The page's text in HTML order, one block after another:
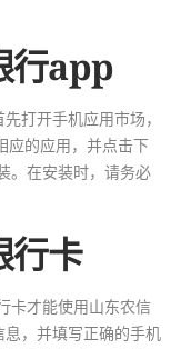
行app
打开手机应用市场，
应的应用，并点击下
。在安装时，请务必
行卡
卡才能使用山东农信
，并填写正确的手机